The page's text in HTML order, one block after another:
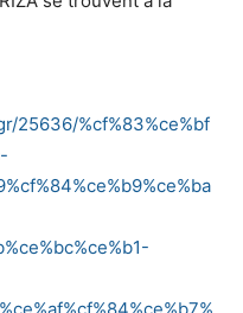
25636/%cf%83%ce%bf